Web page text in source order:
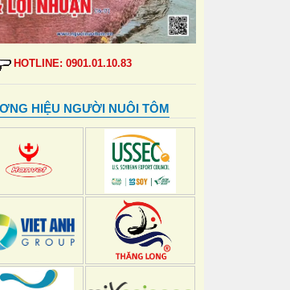
HOTLINE: 0901.01.10.83
HOTLINE: 0901.01.10.83
HIỆU NGƯỜI NUÔI TÔM